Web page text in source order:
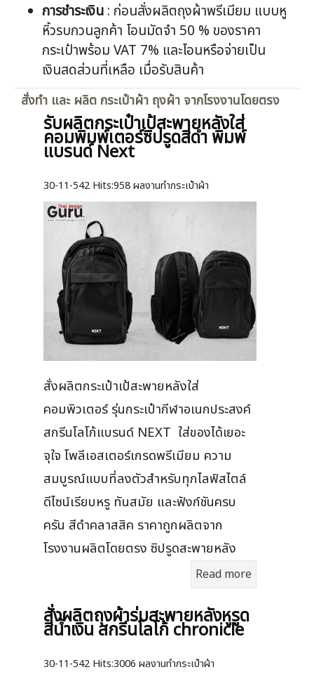
การชำระเงิน : ก่อนสั่งผลิตถุงผ้าพรีเมียม แบบหู
หิ้วรบกวนลูกค้า โอนมัดจำ 50 % ของราคา
กระเป๋าพร้อม VAT 7% และโอนหรือจ่ายเป็น
เงินสดส่วนที่เหลือ เมื่อรับสินค้า
สั่งทำ และ ผลิต กระเป๋าผ้า ถุงผ้า จากโรงงานโดยตรง
รับผลิตกระเป๋าเป้สะพายหลังใส่
คอมพิมพ์เตอร์ซิปรูดสีดำ พิมพ์
แบรนด์ Next
30-11-542 Hits:958 ผลงานทำกระเป๋าผ้า
สั่งผลิตกระเป๋าเป้สะพายหลังใส่
คอมพิวเตอร์ รุ่นกระเป๋ากีฬาอเนกประสงค์
สกรีนโลโก้แบรนด์ NEXT ใส่ของได้เยอะ
จุใจ โพลีเอสเตอร์เกรดพรีเมียม ความ
สมบูรณ์แบบที่ลงตัวสำหรับทุกไลฟ์สไตล์
ดีไซน์เรียบหรู ทันสมัย และฟังก์ชันครบ
ครัน สีดำคลาสสิค ราคาถูกผลิตจาก
โรงงานผลิตโดยตรง ซิปรูดสะพายหลัง
Read more
สั่งผลิตถุงผ้าร่มสะพายหลังหูรูด
สีน้ำเงิน สกรีนโลโก้ chronicle
30-11-542 Hits:3006 ผลงานทำกระเป๋าผ้า